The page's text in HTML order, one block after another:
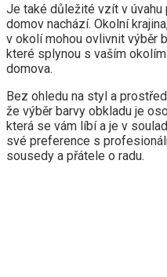
Je také důležité vzít v
domov nachází. Okolní
v okolí mohou ovlivnit výběr
které splynou s vaším
domova.
Bez ohledu na styl a
že výběr barvy obkladu je
která se vám líbí a je v
své preference s
sousedy a přátele o radu.